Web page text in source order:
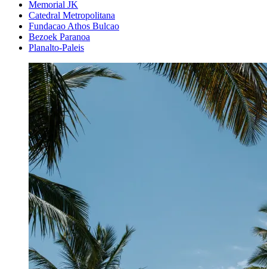
Memorial JK
Catedral Metropolitana
Fundacao Athos Bulcao
Bezoek Paranoa
Planalto-Paleis